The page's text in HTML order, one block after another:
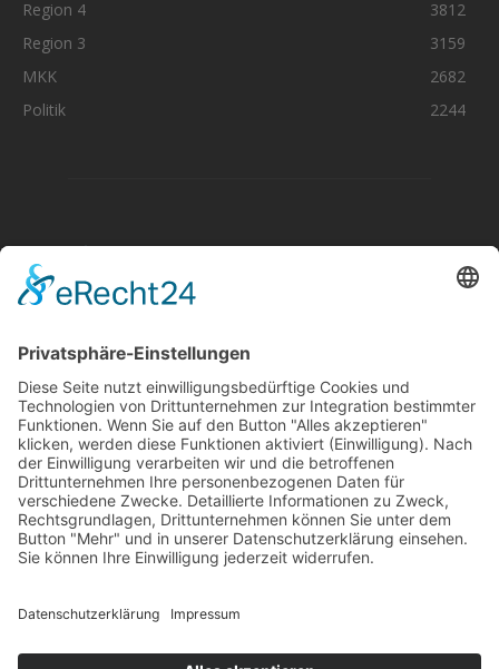
Region 4
3812
Region 3
3159
MKK
2682
Politik
2244
Aktuelle Nachrichten aus dem MKK-Kreis.
Kontaktiere uns:team@mkk-echo.de
JetztBericht einreichen
Folge uns auf SocialMedia